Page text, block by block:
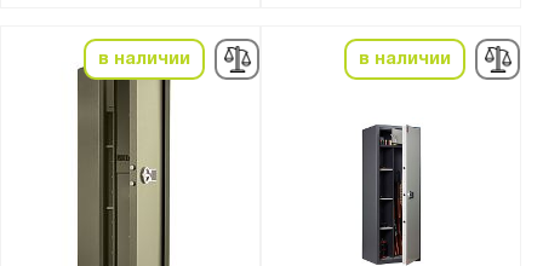
в наличии в наличии
Количество стволов :
Максимальная высота ствола, мм: